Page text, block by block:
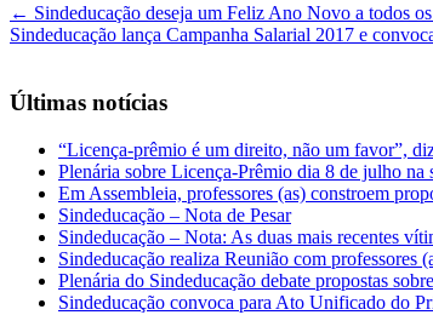
← Sindeducação deseja um Feliz Ano Novo a todos
Sindeducação lança Campanha Salarial 2017 e
Últimas notícias
“Licença-prêmio é um direito, não um favor”,
Plenária sobre Licença-Prêmio dia 8 de julho na
Em Assembleia, professores (as) constroem
Sindeducação – Nota de Pesar
Sindeducação – Nota: As duas mais recentes
Sindeducação realiza Reunião com professores
Plenária do Sindeducação debate propostas
Sindeducação convoca para Ato Unificado do